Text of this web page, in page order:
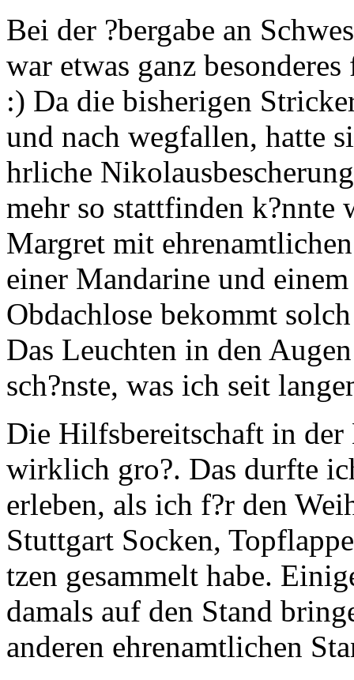
Bei der ?bergabe an
war etwas ganz
:) Da die bisherigen
und nach wegfallen, hatte
hrliche
mehr so stattfinden k?nnte
Margret mit
einer Mandarine und
Obdachlose bekommt
Das Leuchten in den
sch?nste, was ich seit
Die Hilfsbereitschaft in der
wirklich gro?. Das durfte
erleben, als ich f?r den
Stuttgart Socken,
tzen gesammelt habe.
damals auf den Stand
anderen ehrenamtlichen